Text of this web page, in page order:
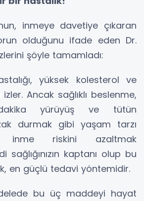
inmeye davetiye çıkaran
olduğunu ifade eden Dr.
şöyle tamamladı:
yüksek kolesterol ve
izler. Ancak sağlıklı beslenme,
yürüyüş ve tütün
durmak gibi yaşam tarzı
inme riskini azaltmak
sağlığınızın kaptanı olup bu
en güçlü tedavi yöntemidir.
bu üç maddeyi hayat